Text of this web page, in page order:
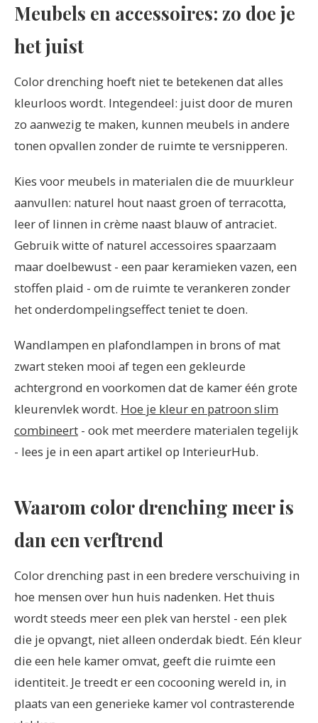
Meubels en accessoires: zo doe je
het juist
Color drenching hoeft niet te betekenen dat alles
kleurloos wordt. Integendeel: juist door de muren
zo aanwezig te maken, kunnen meubels in andere
tonen opvallen zonder de ruimte te versnipperen.
Kies voor meubels in materialen die de muurkleur
aanvullen: naturel hout naast groen of terracotta,
leer of linnen in crème naast blauw of antraciet.
Gebruik witte of naturel accessoires spaarzaam
maar doelbewust - een paar keramieken vazen, een
stoffen plaid - om de ruimte te verankeren zonder
het onderdompelingseffect teniet te doen.
Wandlampen en plafondlampen in brons of mat
zwart steken mooi af tegen een gekleurde
achtergrond en voorkomen dat de kamer één grote
kleurenvlek wordt. Hoe je kleur en patroon slim
combineert - ook met meerdere materialen tegelijk
- lees je in een apart artikel op InterieurHub.
Waarom color drenching meer is
dan een verftrend
Color drenching past in een bredere verschuiving in
hoe mensen over hun huis nadenken. Het thuis
wordt steeds meer een plek van herstel - een plek
die je opvangt, niet alleen onderdak biedt. Eén kleur
die een hele kamer omvat, geeft die ruimte een
identiteit. Je treedt er een cocooning wereld in, in
plaats van een generieke kamer vol contrasterende